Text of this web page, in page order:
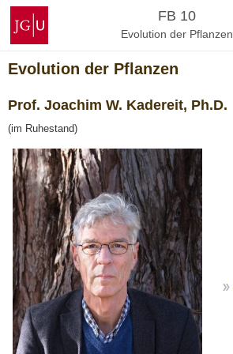
Zum
Inhalt
springen
Johannes
Gutenberg-
Universität
Mainz
FB 10
Evolution der Pflanzen
Evolution der Pflanzen
Prof. Joachim W. Kadereit, Ph.D.
(im Ruhestand)